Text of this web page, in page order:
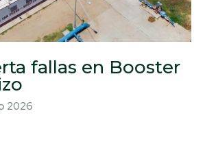
fallas en Booster
2026